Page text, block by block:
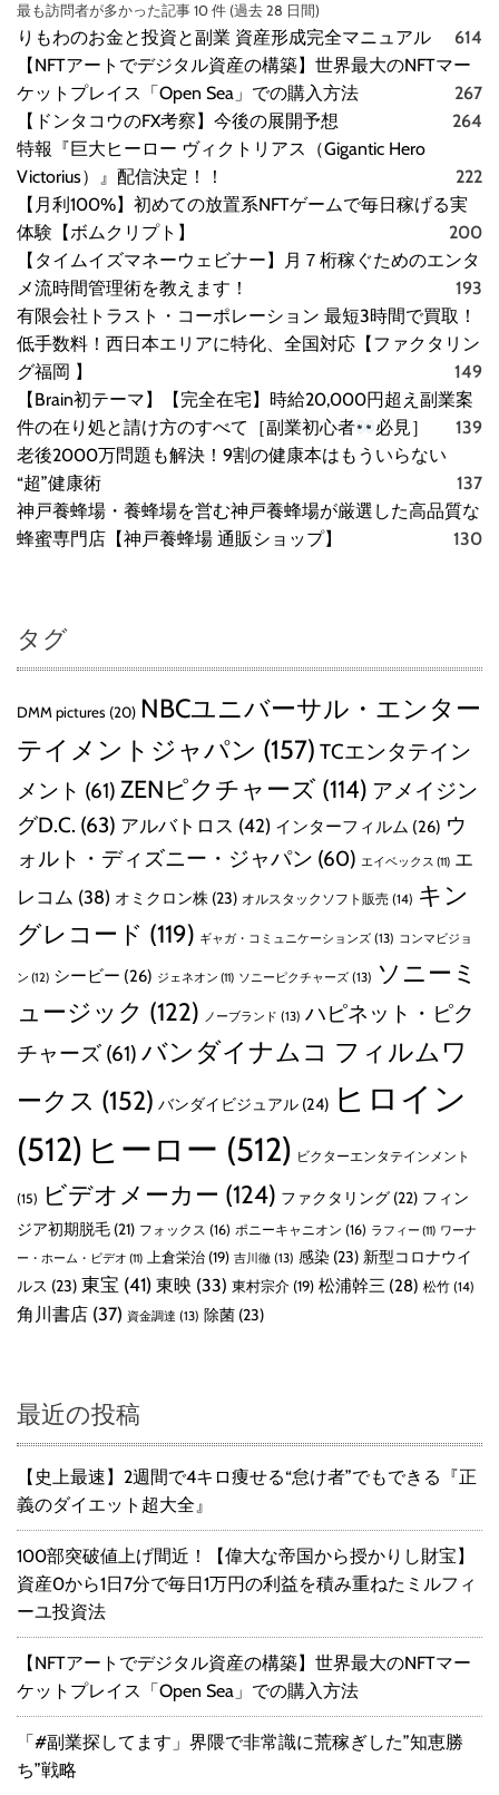
最も訪問者が多かった記事 10 件 (過去 28 日間)
りもわのお金と投資と副業 資産形成完全マニュアル
614
【NFTアートでデジタル資産の構築】世界最大のNFTマー
ケットプレイス「Open Sea」での購入方法
267
【ドンタコウのFX考察】今後の展開予想
264
特報『巨大ヒーロー ヴィクトリアス（Gigantic Hero
Victorius）』配信決定！！
222
【月利100%】初めての放置系NFTゲームで毎日稼げる実
体験【ボムクリプト】
200
【タイムイズマネーウェビナー】月７桁稼ぐためのエンタ
メ流時間管理術を教えます！
193
有限会社トラスト・コーポレーション 最短3時間で買取！
低手数料！西日本エリアに特化、全国対応【ファクタリン
グ福岡 】
149
【Brain初テーマ】【完全在宅】時給20,000円超え副業案
件の在り処と請け方のすべて［副業初心者
必見］
139
老後2000万問題も解決！9割の健康本はもういらない
“超”健康術
137
神戸養蜂場・養蜂場を営む神戸養蜂場が厳選した高品質な
蜂蜜専門店【神戸養蜂場 通販ショップ】
130
タグ
DMM pictures (20) NBCユニバーサル・エンター
テイメントジャパン (157) TCエンタテイン
メント (61) ZENピクチャーズ (114) アメイジン
グD.C. (63) アルバトロス (42) インターフィルム (26) ウ
ォルト・ディズニー・ジャパン (60) エイベックス (11) エ
レコム (38) オミクロン株 (23) オルスタックソフト販売 (14) キン
グレコード (119) ギャガ・コミュニケーションズ (13) コンマビジョ
ン (12) シービー (26) ジェネオン (11) ソニーピクチャーズ (13) ソニーミ
ュージック (122) ノーブランド (13) ハピネット・ピク
チャーズ (61) バンダイナムコ フィルムワ
ークス (152) バンダイビジュアル (24) ヒロイン
(512) ヒーロー (512) ビクターエンタテインメント
(15) ビデオメーカー (124) ファクタリング (22) フィン
ジア初期脱毛 (21) フォックス (16) ポニーキャニオン (16) ラフィー (11) ワーナ
ー・ホーム・ビデオ (11) 上倉栄治 (19) 吉川徹 (13) 感染 (23) 新型コロナウイ
ルス (23) 東宝 (41) 東映 (33) 東村宗介 (19) 松浦幹三 (28) 松竹 (14)
角川書店 (37) 資金調達 (13) 除菌 (23)
最近の投稿
【史上最速】2週間で4キロ痩せる“怠け者”でもできる『正
義のダイエット超大全』
100部突破値上げ間近！【偉大な帝国から授かりし財宝】
資産0から1日7分で毎日1万円の利益を積み重ねたミルフィ
ーユ投資法
【NFTアートでデジタル資産の構築】世界最大のNFTマー
ケットプレイス「Open Sea」での購入方法
「#副業探してます」界隈で非常識に荒稼ぎした”知恵勝
ち”戦略